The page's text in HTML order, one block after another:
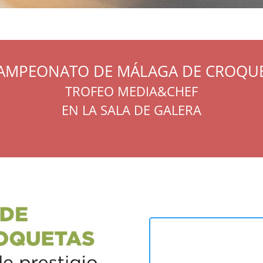
DE MÁLAGA DE
TROFEO MEDIA&CHEF
EN LA SALA DE GALERA